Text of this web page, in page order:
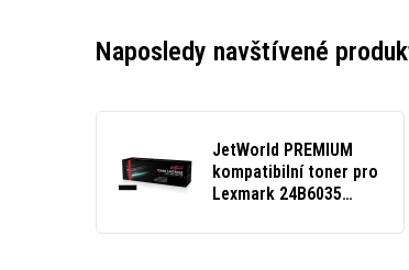
Naposledy navštívené
JetWorld PREMIUM
kompatibilní toner pro
Lexmark 24B6035